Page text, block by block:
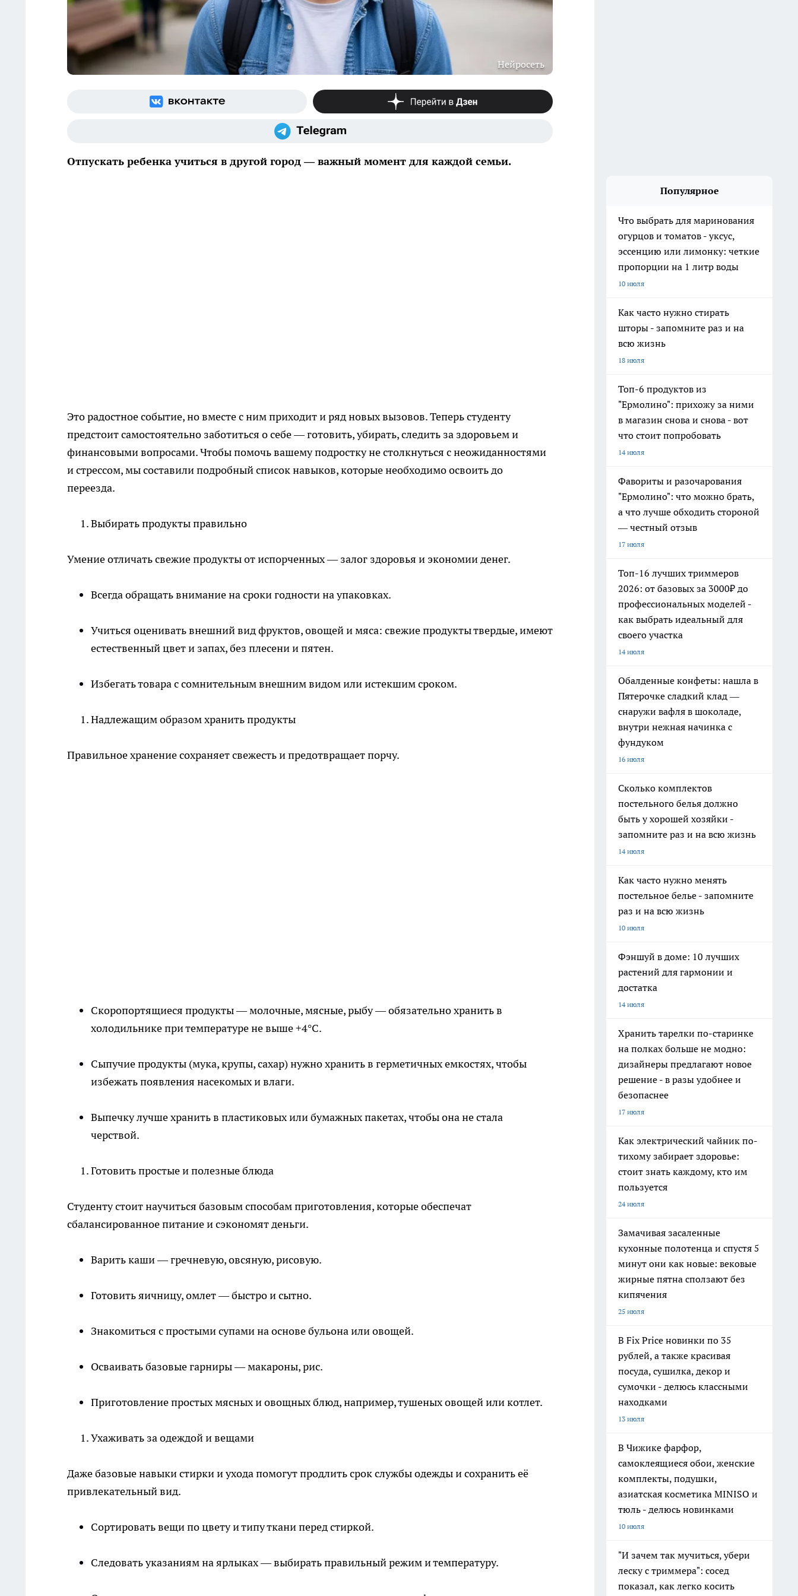
Нейросеть
Отпускать ребенка учиться в другой город — важный момент для каждой семьи.
Это радостное событие, но вместе с ним приходит и ряд новых вызовов. Теперь студенту
предстоит самостоятельно заботиться о себе — готовить, убирать, следить за здоровьем и
финансовыми вопросами. Чтобы помочь вашему подростку не столкнуться с неожиданностями
и стрессом, мы составили подробный список навыков, которые необходимо освоить до
переезда.
Выбирать продукты правильно
Умение отличать свежие продукты от испорченных — залог здоровья и экономии денег.
Всегда обращать внимание на сроки годности на упаковках.
Учиться оценивать внешний вид фруктов, овощей и мяса: свежие продукты твердые, имеют
естественный цвет и запах, без плесени и пятен.
Избегать товара с сомнительным внешним видом или истекшим сроком.
Надлежащим образом хранить продукты
Правильное хранение сохраняет свежесть и предотвращает порчу.
Скоропортящиеся продукты — молочные, мясные, рыбу — обязательно хранить в
холодильнике при температуре не выше +4°C.
Сыпучие продукты (мука, крупы, сахар) нужно хранить в герметичных емкостях, чтобы
избежать появления насекомых и влаги.
Выпечку лучше хранить в пластиковых или бумажных пакетах, чтобы она не стала
черствой.
Готовить простые и полезные блюда
Студенту стоит научиться базовым способам приготовления, которые обеспечат
сбалансированное питание и сэкономят деньги.
Варить каши — гречневую, овсяную, рисовую.
Готовить яичницу, омлет — быстро и сытно.
Знакомиться с простыми супами на основе бульона или овощей.
Осваивать базовые гарниры — макароны, рис.
Приготовление простых мясных и овощных блюд, например, тушеных овощей или котлет.
Ухаживать за одеждой и вещами
Даже базовые навыки стирки и ухода помогут продлить срок службы одежды и сохранить её
привлекательный вид.
Сортировать вещи по цвету и типу ткани перед стиркой.
Следовать указаниям на ярлыках — выбирать правильный режим и температуру.
Популярное
Что выбрать для маринования
огурцов и томатов - уксус,
эссенцию или лимонку: четкие
пропорции на 1 литр воды
10 июля
Как часто нужно стирать
шторы - запомните раз и на
всю жизнь
18 июля
Топ-6 продуктов из
"Ермолино": прихожу за ними
в магазин снова и снова - вот
что стоит попробовать
14 июля
Фавориты и разочарования
"Ермолино": что можно брать,
а что лучше обходить стороной
— честный отзыв
17 июля
Топ-16 лучших триммеров
2026: от базовых за 3000₽ до
профессиональных моделей -
как выбрать идеальный для
своего участка
14 июля
Обалденные конфеты: нашла в
Пятерочке сладкий клад —
снаружи вафля в шоколаде,
внутри нежная начинка с
фундуком
16 июля
Сколько комплектов
постельного белья должно
быть у хорошей хозяйки -
запомните раз и на всю жизнь
14 июля
Как часто нужно менять
постельное белье - запомните
раз и на всю жизнь
10 июля
Фэншуй в доме: 10 лучших
растений для гармонии и
достатка
14 июля
Хранить тарелки по-старинке
на полках больше не модно:
дизайнеры предлагают новое
решение - в разы удобнее и
безопаснее
17 июля
Как электрический чайник по-
тихому забирает здоровье:
стоит знать каждому, кто им
пользуется
24 июля
Замачивая засаленные
кухонные полотенца и спустя 5
минут они как новые: вековые
жирные пятна сползают без
кипячения
25 июля
В Fix Price новинки по 35
рублей, а также красивая
посуда, сушилка, декор и
сумочки - делюсь классными
находками
13 июля
В Чижике фарфор,
самоклеящиеся обои, женские
комплекты, подушки,
азиатская косметика MINISO и
тюль - делюсь новинками
10 июля
"И зачем так мучиться, убери
леску с триммера": сосед
показал, как легко косить